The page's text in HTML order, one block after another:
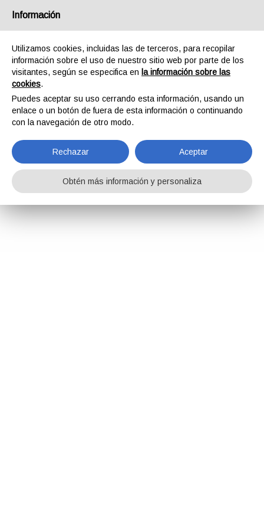
Información
Utilizamos cookies, incluidas las de terceros, para recopilar
información sobre el uso de nuestro sitio web por parte de los
visitantes, según se especifica en la información sobre las
cookies.
Puedes aceptar su uso cerrando esta información, usando un
enlace o un botón de fuera de esta información o continuando
con la navegación de otro modo.
Rechazar Aceptar
Obtén más información y personaliza